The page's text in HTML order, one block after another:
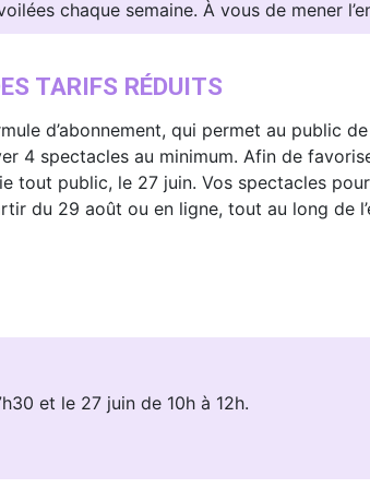
chaque semaine. À vous de mener
TARIFS RÉDUITS
d’abonnement, qui permet au public
4 spectacles au minimum. Afin de
tout public, le 27 juin. Vos spectacles
du 29 août ou en ligne, tout au long de
et le 27 juin de 10h à 12h.